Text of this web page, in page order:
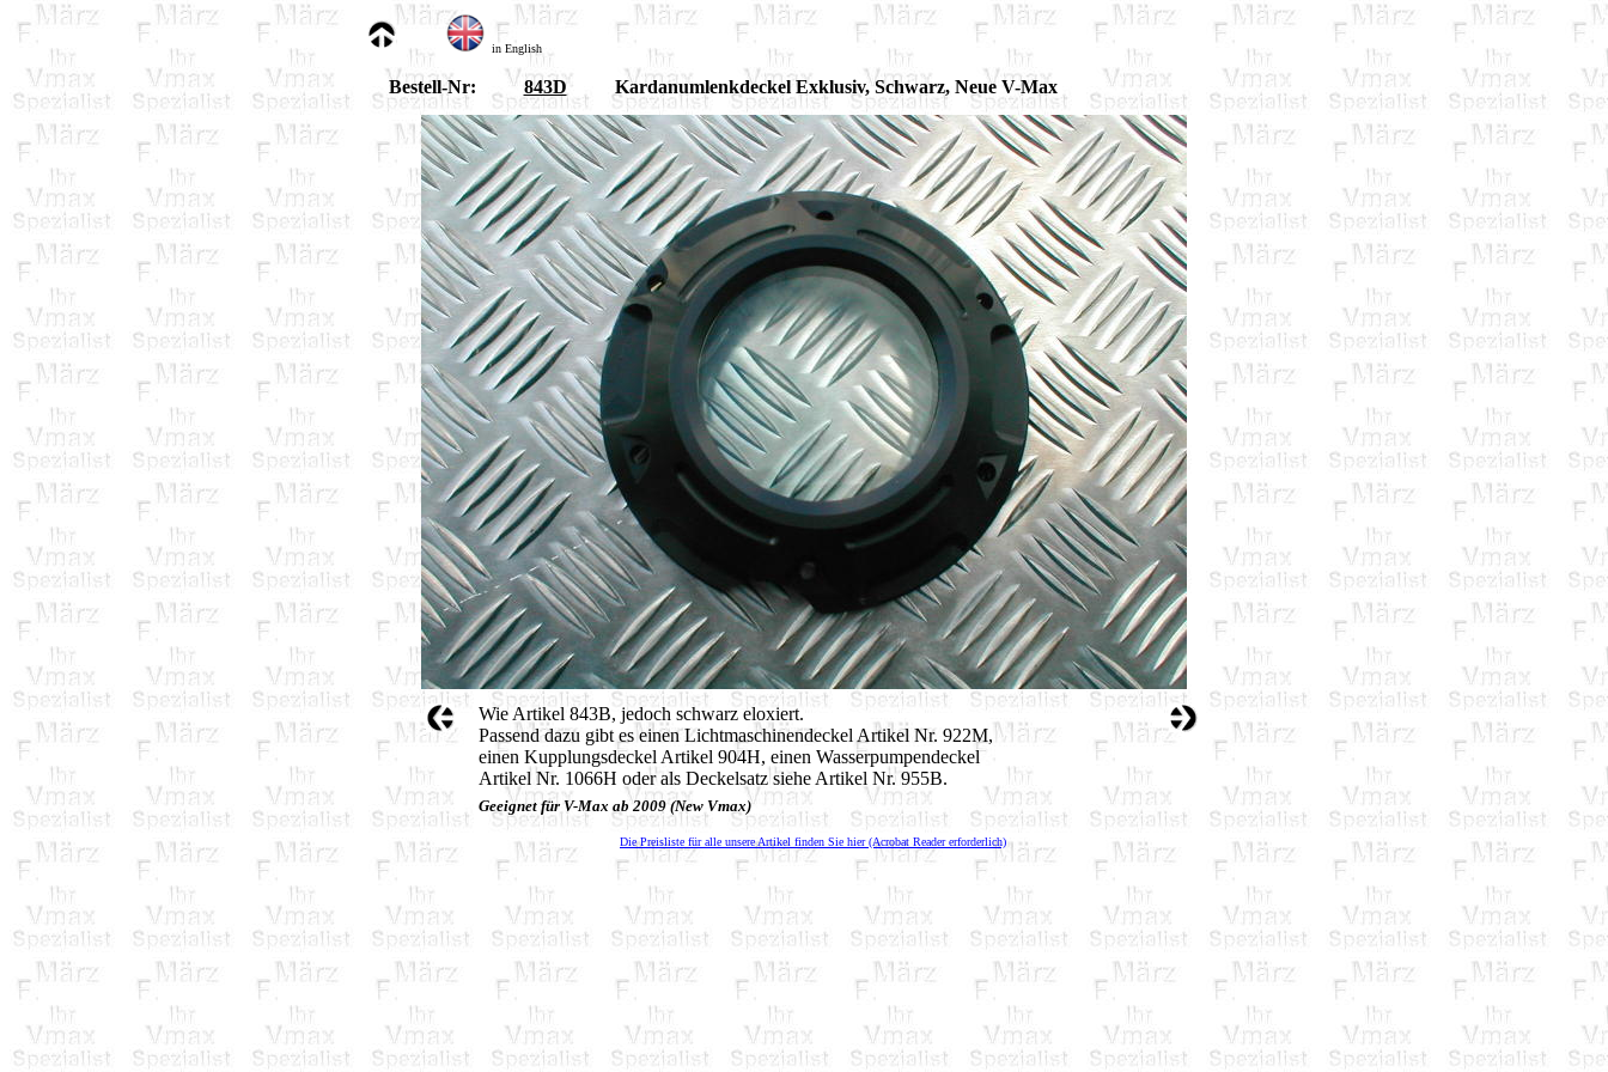
in English
Bestell-Nr: 843D Kardanumlenkdeckel Exklusiv, Schwarz, Neue V-Max
Wie Artikel 843B, jedoch schwarz eloxiert.
Passend dazu gibt es einen Lichtmaschinendeckel Artikel Nr. 922M,
einen Kupplungsdeckel Artikel 904H, einen Wasserpumpendeckel
Artikel Nr. 1066H oder als Deckelsatz siehe Artikel Nr. 955B.
Geeignet für V-Max ab 2009 (New Vmax)
Die Preisliste für alle unsere Artikel finden Sie hier (Acrobat Reader erforderlich)